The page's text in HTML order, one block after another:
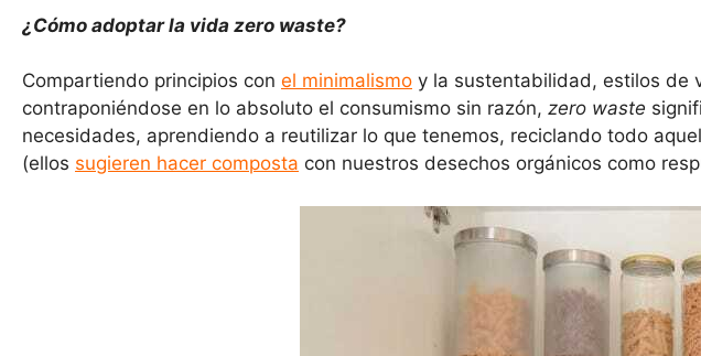
¿Cómo adoptar la vida zero waste?
Compartiendo principios con el minimalismo y la sustentabilidad, estilos de
contraponiéndose en lo absoluto el consumismo sin razón, zero waste
necesidades, aprendiendo a reutilizar lo que tenemos, reciclando todo
(ellos sugieren hacer composta con nuestros desechos orgánicos como